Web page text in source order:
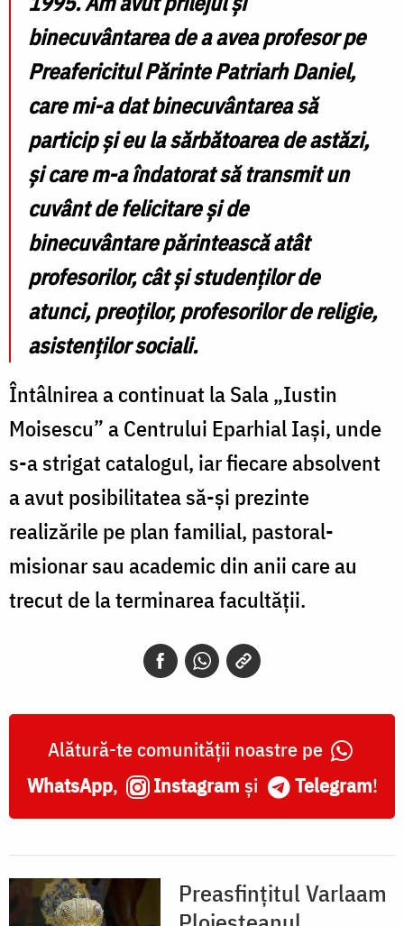
binecuvântarea de a avea profesor pe
Preafericitul Părinte Patriarh Daniel,
care mi-a dat binecuvântarea să
particip și eu la sărbătoarea de astăzi,
și care m-a îndatorat să transmit un
cuvânt de felicitare și de
binecuvântare părintească atât
profesorilor, cât și studenților de
atunci, preoților, profesorilor de religie,
asistenților sociali.
Întâlnirea a continuat la Sala „Iustin
Moisescu” a Centrului Eparhial Iași, unde
s-a strigat catalogul, iar fiecare absolvent
a avut posibilitatea să-și prezinte
realizările pe plan familial, pastoral-
misionar sau academic din anii care au
trecut de la terminarea facultății.
Alătură-te comunității noastre pe
WhatsApp, Instagram și Telegram!
Preasfințitul Varlaam